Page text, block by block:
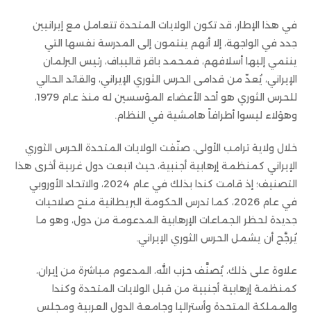
في هذا الإطار، قد تكون الولايات المتحدة تتعامل مع إيرانيين
جدد في الواجهة، إلا أنهم ينتمون إلى المدرسة نفسها التي
ينتمي إليها أسلافهم، فمحمد باقر قاليباف، رئيس البرلمان
الإيراني، يُعدّ من قدامى الحرس الثوري الإيراني، والقائد الحالي
للحرس الثوري هو أحد الأعضاء المؤسسين له منذ عام 1979،
وهؤلاء ليسوا أطرافاً هامشية في النظام.
خلال ولاية ترامب الأولى، صنّفت الولايات المتحدة الحرس الثوري
الإيراني كمنظمة إرهابية أجنبية، حيث اتبعت دول غربية أخرى هذا
التصنيف؛ إذ قامت كندا بذلك في عام 2024، والاتحاد الأوروبي
في عام 2026، كما تدرس الحكومة البريطانية منح صلاحيات
جديدة لحظر الجماعات الإرهابية المدعومة من دول، وهو ما
يُرجَّح أن يشمل الحرس الثوري الإيراني.
علاوة على ذلك، يُصنَّف حزب الله، المدعوم مباشرة من إيران،
كمنظمة إرهابية أجنبية من قبل الولايات المتحدة وكندا
والمملكة المتحدة وأستراليا وجامعة الدول العربية ومجلس